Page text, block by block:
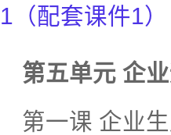
1 （配套课件1）
第五单元 企
第一课 企